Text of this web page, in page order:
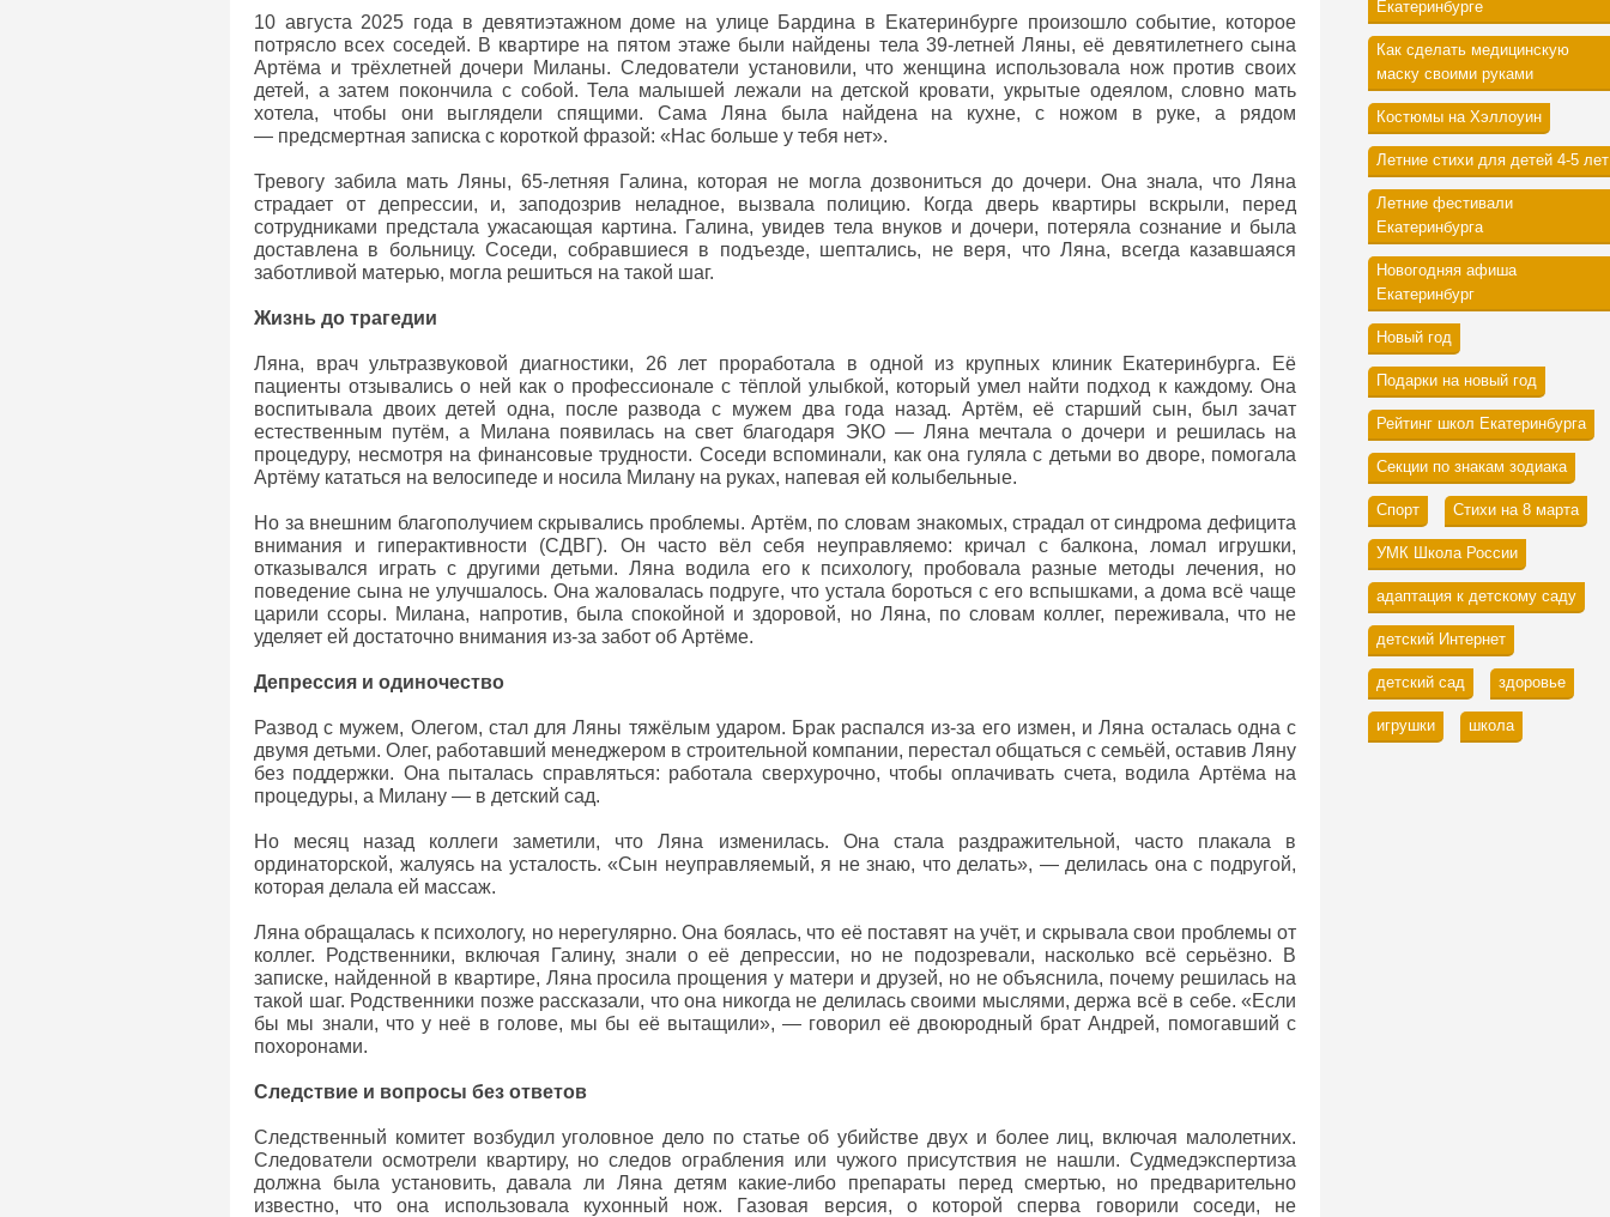
10 августа 2025 года в девятиэтажном доме на улице Бардина в Екатеринбурге произошло событие, которое
потрясло всех соседей. В квартире на пятом этаже были найдены тела 39-летней Ляны, её девятилетнего сына
Артёма и трёхлетней дочери Миланы. Следователи установили, что женщина использовала нож против своих
детей, а затем покончила с собой. Тела малышей лежали на детской кровати, укрытые одеялом, словно мать
хотела, чтобы они выглядели спящими. Сама Ляна была найдена на кухне, с ножом в руке, а рядом
— предсмертная записка с короткой фразой: «Нас больше у тебя нет».
Тревогу забила мать Ляны, 65-летняя Галина, которая не могла дозвониться до дочери. Она знала, что Ляна
страдает от депрессии, и, заподозрив неладное, вызвала полицию. Когда дверь квартиры вскрыли, перед
сотрудниками предстала ужасающая картина. Галина, увидев тела внуков и дочери, потеряла сознание и была
доставлена в больницу. Соседи, собравшиеся в подъезде, шептались, не веря, что Ляна, всегда казавшаяся
заботливой матерью, могла решиться на такой шаг.
Жизнь до трагедии
Ляна, врач ультразвуковой диагностики, 26 лет проработала в одной из крупных клиник Екатеринбурга. Её
пациенты отзывались о ней как о профессионале с тёплой улыбкой, который умел найти подход к каждому. Она
воспитывала двоих детей одна, после развода с мужем два года назад. Артём, её старший сын, был зачат
естественным путём, а Милана появилась на свет благодаря ЭКО — Ляна мечтала о дочери и решилась на
процедуру, несмотря на финансовые трудности. Соседи вспоминали, как она гуляла с детьми во дворе, помогала
Артёму кататься на велосипеде и носила Милану на руках, напевая ей колыбельные.
Но за внешним благополучием скрывались проблемы. Артём, по словам знакомых, страдал от синдрома дефицита
внимания и гиперактивности (СДВГ). Он часто вёл себя неуправляемо: кричал с балкона, ломал игрушки,
отказывался играть с другими детьми. Ляна водила его к психологу, пробовала разные методы лечения, но
поведение сына не улучшалось. Она жаловалась подруге, что устала бороться с его вспышками, а дома всё чаще
царили ссоры. Милана, напротив, была спокойной и здоровой, но Ляна, по словам коллег, переживала, что не
уделяет ей достаточно внимания из-за забот об Артёме.
Депрессия и одиночество
Развод с мужем, Олегом, стал для Ляны тяжёлым ударом. Брак распался из-за его измен, и Ляна осталась одна с
двумя детьми. Олег, работавший менеджером в строительной компании, перестал общаться с семьёй, оставив Ляну
без поддержки. Она пыталась справляться: работала сверхурочно, чтобы оплачивать счета, водила Артёма на
процедуры, а Милану — в детский сад.
Но месяц назад коллеги заметили, что Ляна изменилась. Она стала раздражительной, часто плакала в
ординаторской, жалуясь на усталость. «Сын неуправляемый, я не знаю, что делать», — делилась она с подругой,
которая делала ей массаж.
Ляна обращалась к психологу, но нерегулярно. Она боялась, что её поставят на учёт, и скрывала свои проблемы от
коллег. Родственники, включая Галину, знали о её депрессии, но не подозревали, насколько всё серьёзно. В
записке, найденной в квартире, Ляна просила прощения у матери и друзей, но не объяснила, почему решилась на
такой шаг. Родственники позже рассказали, что она никогда не делилась своими мыслями, держа всё в себе. «Если
бы мы знали, что у неё в голове, мы бы её вытащили», — говорил её двоюродный брат Андрей, помогавший с
похоронами.
Следствие и вопросы без ответов
Следственный комитет возбудил уголовное дело по статье об убийстве двух и более лиц, включая малолетних.
Следователи осмотрели квартиру, но следов ограбления или чужого присутствия не нашли. Судмедэкспертиза
должна была установить, давала ли Ляна детям какие-либо препараты перед смертью, но предварительно
известно, что она использовала кухонный нож. Газовая версия, о которой сперва говорили соседи, не
Екатеринбурге
Как сделать медицинскую
маску своими руками
Костюмы на Хэллоуин
Летние стихи для детей 4-5 лет
Летние фестивали
Екатеринбурга
Новогодняя афиша
Екатеринбург
Новый год
Подарки на новый год
Рейтинг школ Екатеринбурга
Секции по знакам зодиака
Спорт Стихи на 8 марта
УМК Школа России
адаптация к детскому саду
детский Интернет
детский сад здоровье
игрушки школа